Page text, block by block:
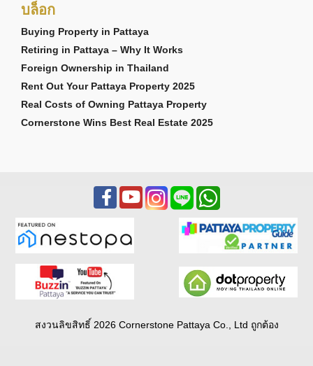
บล็อก
Buying Property in Pattaya
Retiring in Pattaya – Why It Works
Foreign Ownership in Thailand
Rent Out Your Pattaya Property 2025
Real Costs of Owning Pattaya Property
Cornerstone Wins Best Real Estate 2025
สงวนลิขสิทธิ์ 2026 Cornerstone Pattaya Co., Ltd ถูกต้อง